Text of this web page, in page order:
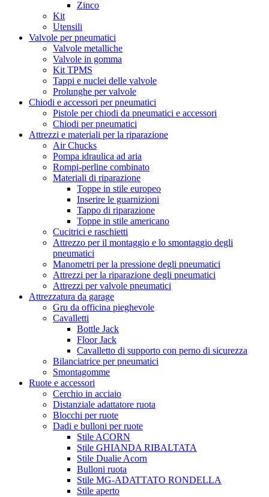
Zinco
Kit
Utensili
Valvole per pneumatici
Valvole metalliche
Valvole in gomma
Kit TPMS
Tappi e nuclei delle valvole
Prolunghe per valvole
Chiodi e accessori per pneumatici
Pistole per chiodi da pneumatici e accessori
Chiodi per pneumatici
Attrezzi e materiali per la riparazione
Air Chucks
Pompa idraulica ad aria
Rompi-perline combinato
Materiali di riparazione
Toppe in stile europeo
Inserire le guarnizioni
Tappo di riparazione
Toppe in stile americano
Cucitrici e raschietti
Attrezzo per il montaggio e lo smontaggio degli
pneumatici
Manometri per la pressione degli pneumatici
Attrezzi per la riparazione degli pneumatici
Attrezzi per valvole pneumatici
Attrezzatura da garage
Gru da officina pieghevole
Cavalletti
Bottle Jack
Floor Jack
Cavalletto di supporto con perno di sicurezza
Bilanciatrice per pneumatici
Smontagomme
Ruote e accessori
Cerchio in acciaio
Distanziale adattatore ruota
Blocchi per ruote
Dadi e bulloni per ruote
Stile ACORN
Stile GHIANDA RIBALTATA
Stile Dualie Acorn
Bulloni ruota
Stile MG-ADATTATO RONDELLA
Stile aperto